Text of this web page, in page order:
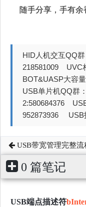
随手分享，手有余
HID人机交互QQ
218581009 UVC
BOT&UASP大容
USB单片机QQ群
2:580684376
952873936 USB
USB带宽管理完整流
0 篇笔记
USB端点描述符